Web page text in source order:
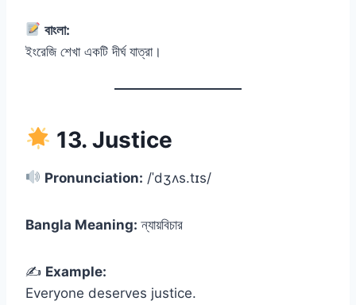
বাংলা:
ইংরেজি শেখা একটি দীর্ঘ যাত্রা।
13. Justice
Pronunciation: /ˈdʒʌs.tɪs/
Bangla Meaning: ন্যায়বিচার
✍️ Example:
Everyone deserves justice.